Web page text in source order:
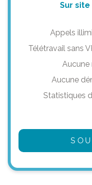
Sur
Appels
Télétravail sans
Aucune
Aucune
Statistiques